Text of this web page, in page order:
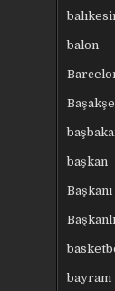
balon
başkan
Başkanı
bayram